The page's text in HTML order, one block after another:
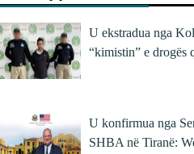
U ekstradua nga
“kimistin” e drogës
U konfirmua nga
SHBA në Tiranë: